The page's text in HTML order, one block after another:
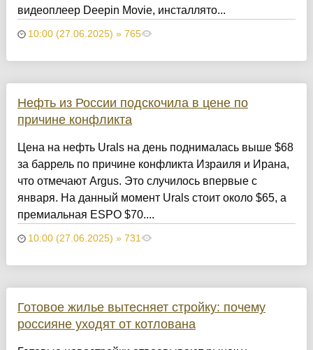
видеоплеер Deepin Movie, инсталлято...
10:00 (27.06.2025) » 765
Нефть из России подскочила в цене по
причине конфликта
Цена на нефть Urals на день поднималась выше $68
за баррель по причине конфликта Израиля и Ирана,
что отмечают Argus. Это случилось впервые с
января. На данный момент Urals стоит около $65, а
премиальная ESPO $70....
10:00 (27.06.2025) » 731
Готовое жилье вытесняет стройку: почему
россияне уходят от котлована